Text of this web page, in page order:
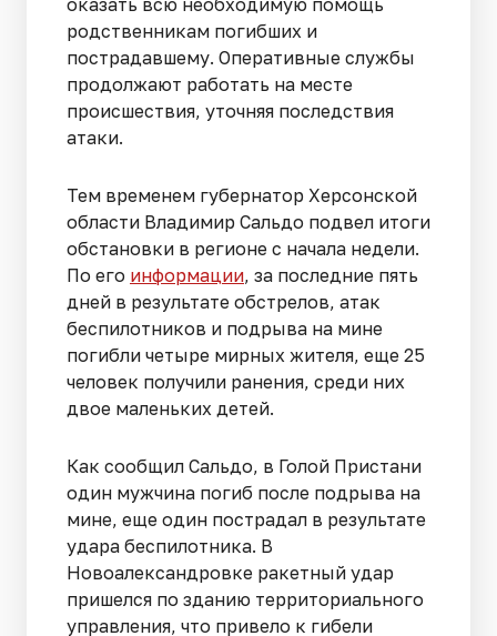
родственникам погибших и
пострадавшему. Оперативные службы
продолжают работать на месте
происшествия, уточняя последствия
атаки.
Тем временем губернатор Херсонской
области Владимир Сальдо подвел итоги
обстановки в регионе с начала недели.
По его информации, за последние пять
дней в результате обстрелов, атак
беспилотников и подрыва на мине
погибли четыре мирных жителя, еще 25
человек получили ранения, среди них
двое маленьких детей.
Как сообщил Сальдо, в Голой Пристани
один мужчина погиб после подрыва на
мине, еще один пострадал в результате
удара беспилотника. В
Новоалександровке ракетный удар
пришелся по зданию территориального
управления, что привело к гибели